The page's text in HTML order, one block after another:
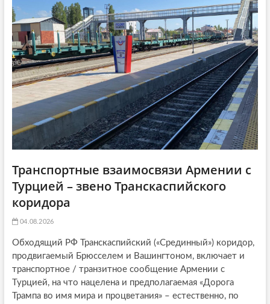
i
o
n
я
:
:
Транспортные взаимосвязи Армении с
Турцией – звено Транскаспийского
коридора
04.08.2026
Обходящий РФ Транскаспийский («Срединный») коридор,
продвигаемый Брюсселем и Вашингтоном, включает и
транспортное / транзитное сообщение Армении с
Турцией, на что нацелена и предполагаемая «Дорога
Трампа во имя мира и процветания» – естественно, по